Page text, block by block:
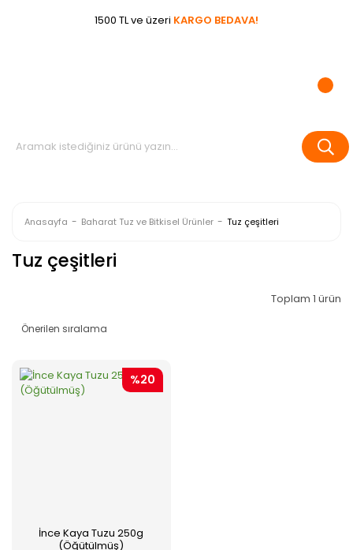
1500 TL ve üzeri KARGO BEDAVA!
Anasayfa Baharat Tuz ve Bitkisel Ürünler Tuz çeşitleri
Tuz çeşitleri
Toplam 1 ürün
%20
İnce Kaya Tuzu 250g
(Öğütülmüş)